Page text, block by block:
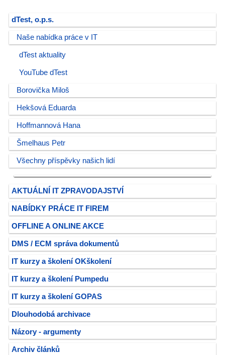
dTest, o.p.s.
Naše nabídka práce v IT
dTest aktuality
YouTube dTest
Borovička Miloš
Hekšová Eduarda
Hoffmannová Hana
Šmelhaus Petr
Všechny příspěvky našich lidí
AKTUÁLNÍ IT ZPRAVODAJSTVÍ
NABÍDKY PRÁCE IT FIREM
OFFLINE A ONLINE AKCE
DMS / ECM správa dokumentů
IT kurzy a školení OKškolení
IT kurzy a školení Pumpedu
IT kurzy a školení GOPAS
Dlouhodobá archivace
Názory - argumenty
Archiv článků